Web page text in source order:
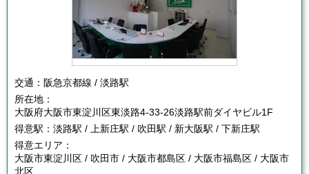
交通： 阪急京都線 / 淡路駅
所在地：
大阪府大阪市東淀川区東淡路4-33-26淡路駅前ダイヤビル1F
得意駅： 淡路駅 / 上新庄駅 / 吹田駅 / 新大阪駅 / 下新庄駅
得意エリア：
大阪市東淀川区 / 吹田市 / 大阪市都島区 / 大阪市福島区 / 大阪市
北区